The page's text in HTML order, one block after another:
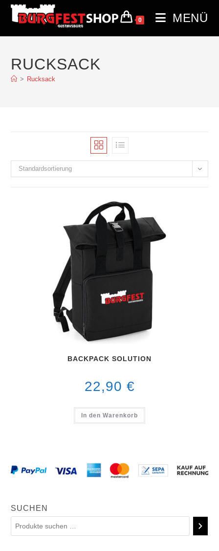
0 MENÜ
RUCKSACK
> Rucksack
Standardsortierung
BACKPACK SOLUTION
22,90 €
In den Warenkorb
SUCHEN